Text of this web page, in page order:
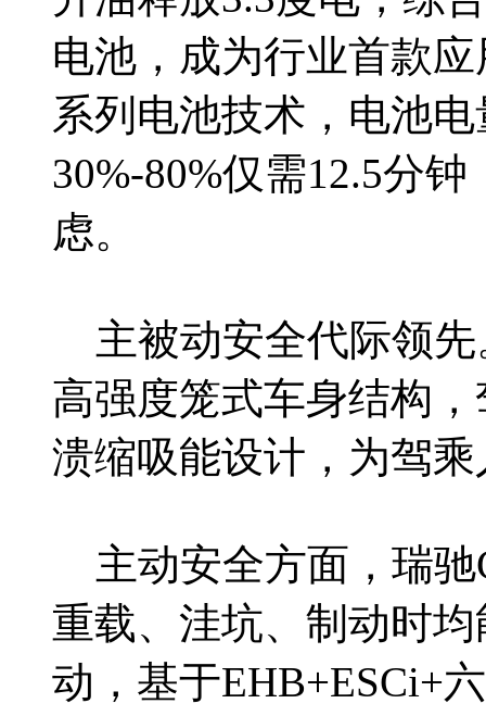
电池，成为行业首款
系列电池技术，电池
30%-80%仅需12.5分
虑。
主被动安全代际领先
高强度笼式车身结构
溃缩吸能设计，为驾
主动安全方面，瑞驰
重载、洼坑、制动时
动，基于EHB+ESCi+